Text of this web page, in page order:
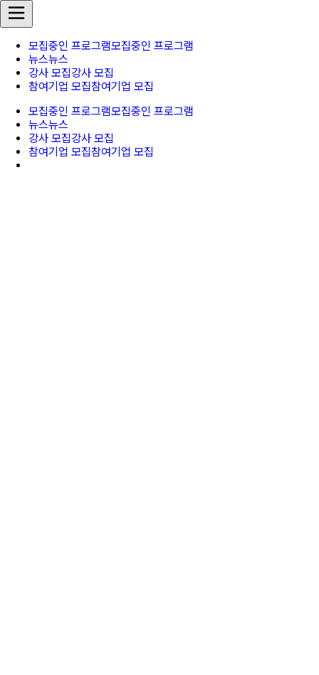
모집중인 프로그램모집중인 프로그램
뉴스뉴스
강사 모집강사 모집
참여기업 모집참여기업 모집
모집중인 프로그램모집중인 프로그램
뉴스뉴스
강사 모집강사 모집
참여기업 모집참여기업 모집